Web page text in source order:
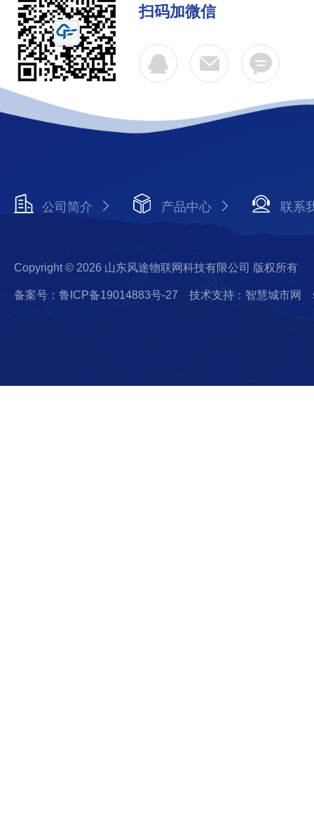
扫码加微信
公司简介 产品中心 联系
Copyright © 2026 山东风途物联网科技有限公司 版权所有
备案号：鲁ICP备19014883号-27 技术支持：智慧城市网